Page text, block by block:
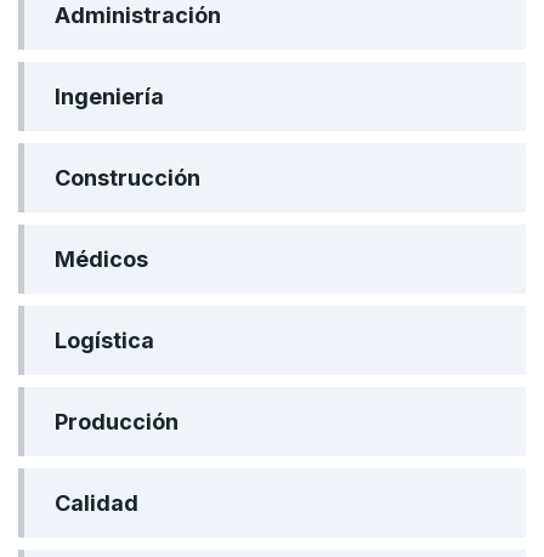
Administración
Ingeniería
Construcción
Médicos
Logística
Producción
Calidad